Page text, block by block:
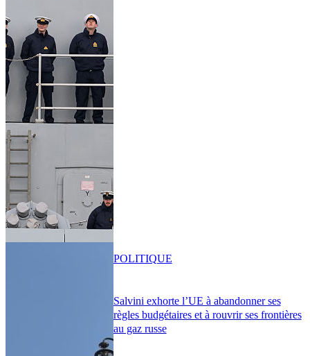
Salvini exhorte l’UE à abandonner ses
règles budgétaires et à rouvrir ses frontières
au gaz russe
POLITIQUE